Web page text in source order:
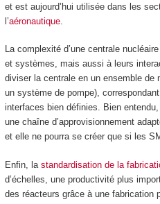
et est aujourd’hui utilisée dans les
l’aéronautique.
La complexité d’une centrale
et systèmes, mais aussi à leurs
diviser la centrale en un ensemble de
un système de pompe),
interfaces bien définies. Bien
une chaîne d’approvisionnement
et elle ne pourra se créer que si les
Enfin, la standardisation de la
d’échelles, une productivité plus
des réacteurs grâce à une fabrication